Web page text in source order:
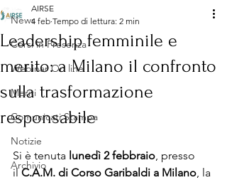
News
Corsi in Presenza
Webinar On line
Meriti
Comunicati Stampa
Notizie
Archivio
Leadership femminile e
merito: a Milano il confronto
sulla trasformazione
responsabile
AIRSE
4 feb Tempo di lettura: 2 min
Si è tenuta lunedì 2 febbraio, presso
il C.A.M. di Corso Garibaldi a Milano, la